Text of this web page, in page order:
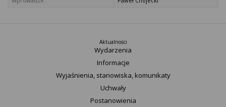
Aktualności
Wydarzenia
Informacje
Wyjaśnienia, stanowiska, komunikaty
Uchwały
Postanowienia